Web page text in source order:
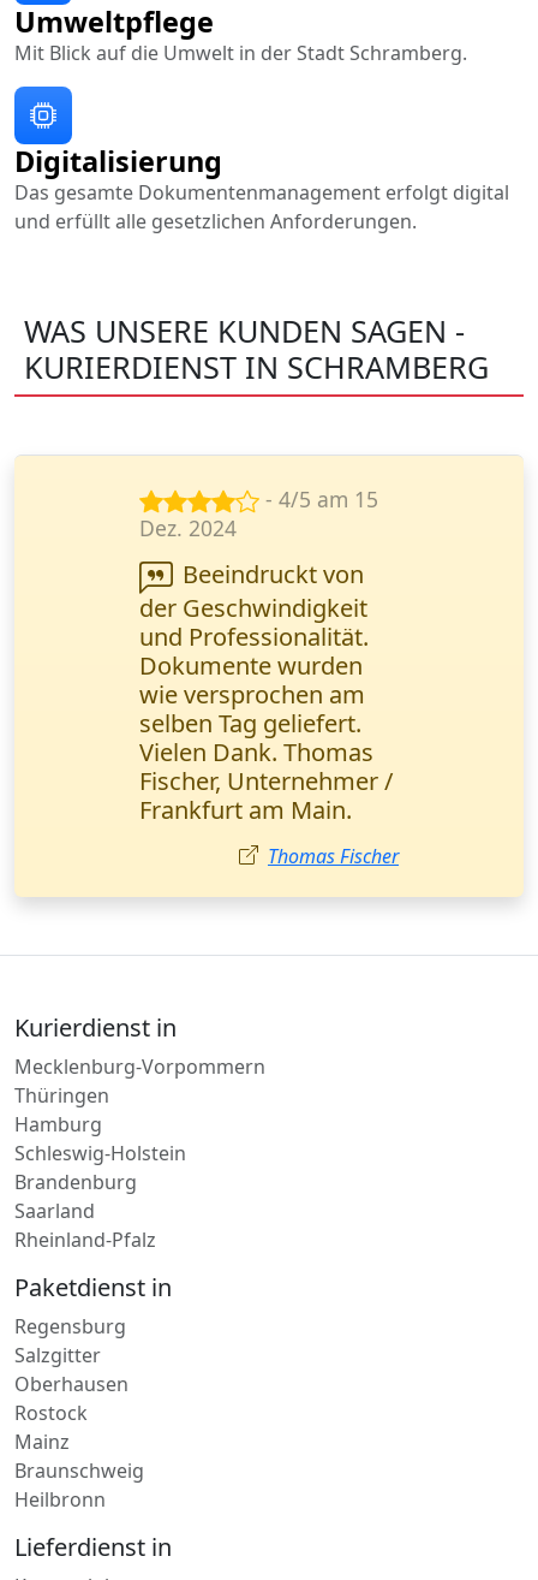
Digitalisierung
Das gesamte Dokumentenmanagement erfolgt digital
und erfüllt alle gesetzlichen Anforderungen.
Umweltpflege
Mit Blick auf die Umwelt in der Stadt Schramberg.
WAS UNSERE KUNDEN SAGEN -
KURIERDIENST IN SCHRAMBERG
- 5/5 am 7
März 2025
Dokumentenlieferung
bestellt. Alles kam
pünktlich an, aber die
Kommunikation mit
der Zentrale war etwas
langsam. Insgesamt
bin ich zufrieden.
Sophie Klein
Mecklenburg-Vorpommern
Thüringen
Hamburg
Schleswig-Holstein
Brandenburg
Saarland
Rheinland-Pfalz
Paketdienst in
Regensburg
Salzgitter
Oberhausen
Rostock
Mainz
Braunschweig
Heilbronn
Lieferdienst in
Katzenelnbogen